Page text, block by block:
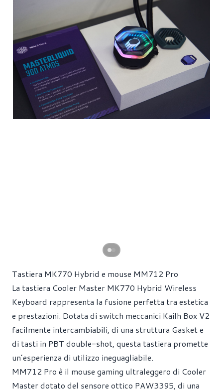
Tastiera MK770 Hybrid e mouse MM712 Pro
La tastiera Cooler Master MK770 Hybrid Wireless
Keyboard rappresenta la fusione perfetta tra estetica
e prestazioni. Dotata di switch meccanici Kailh Box V2
facilmente intercambiabili, di una struttura Gasket e
di tasti in PBT double-shot, questa tastiera promette
un’esperienza di utilizzo ineguagliabile.
MM712 Pro è il mouse gaming ultraleggero di Cooler
Master dotato del sensore ottico PAW3395, di una